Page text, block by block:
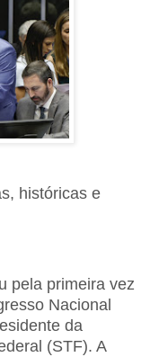
históricas e
pela primeira vez
Nacional
da
(STF). A